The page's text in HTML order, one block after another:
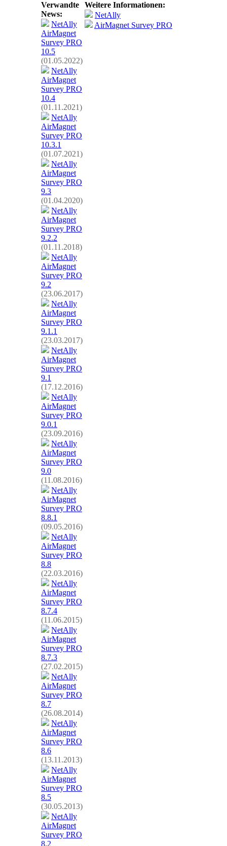
Verwandte
News:
NetAlly
AirMagnet
Survey PRO
10.5
(01.05.2022)
NetAlly
AirMagnet
Survey PRO
10.4
(01.11.2021)
NetAlly
AirMagnet
Survey PRO
10.3.1
(01.07.2021)
NetAlly
AirMagnet
Survey PRO
9.3
(01.04.2020)
NetAlly
AirMagnet
Survey PRO
9.2.2
(01.11.2018)
NetAlly
AirMagnet
Survey PRO
9.2
(23.06.2017)
NetAlly
AirMagnet
Survey PRO
9.1.1
(23.03.2017)
NetAlly
AirMagnet
Survey PRO
9.1
(17.12.2016)
NetAlly
AirMagnet
Survey PRO
9.0.1
(23.09.2016)
NetAlly
AirMagnet
Survey PRO
9.0
(11.08.2016)
NetAlly
AirMagnet
Survey PRO
8.8.1
(09.05.2016)
NetAlly
AirMagnet
Survey PRO
8.8
(22.03.2016)
NetAlly
AirMagnet
Survey PRO
8.7.4
(11.06.2015)
NetAlly
AirMagnet
Survey PRO
8.7.3
(27.02.2015)
NetAlly
AirMagnet
Survey PRO
8.7
(26.08.2014)
NetAlly
AirMagnet
Survey PRO
8.6
(13.11.2013)
NetAlly
AirMagnet
Survey PRO
8.5
(30.05.2013)
NetAlly
AirMagnet
Survey PRO
8.2
Weitere Informationen:
NetAlly
AirMagnet Survey PRO